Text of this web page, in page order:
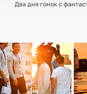
Два дня гонок с